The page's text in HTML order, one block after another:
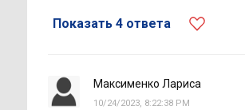
Показать 4 ответа
Максименко Лариса
10/24/2023, 8:22:38 PM